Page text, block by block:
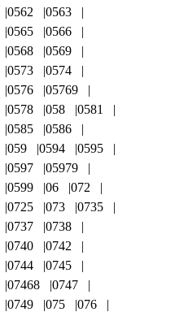
0562
0563
0565
0566
0568
0569
0573
0574
0576
05769
0578 058
0581
0585
0586
059 0594
0595
0597
05979
0599 06
072
0725 073
0735
0737
0738
0740
0742
0744
0745
07468
0747
0749 075
076